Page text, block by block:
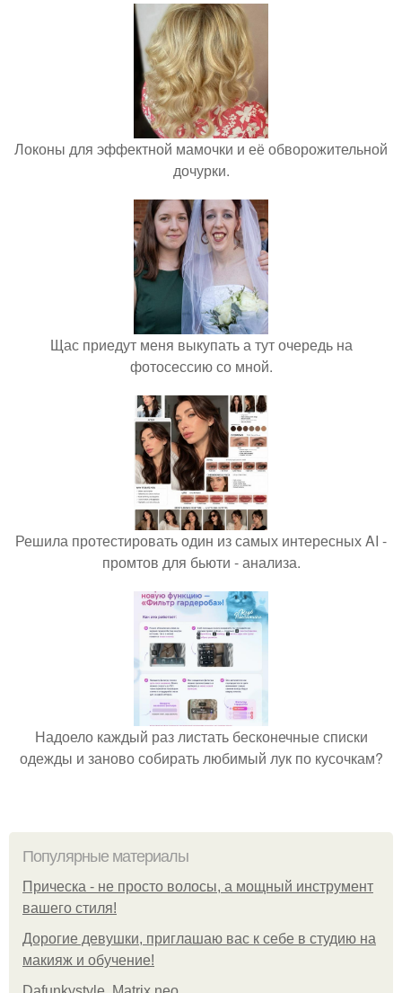
Локоны для эффектной мамочки и её обворожительной
дочурки.
Щас приедут меня выкупать а тут очередь на
фотосессию со мной.
Решила протестировать один из самых интересных AI -
промтов для бьюти - анализа.
Надоело каждый раз листать бесконечные списки
одежды и заново собирать любимый лук по кусочкам?
Популярные материалы
Прическа - не просто волосы, а мощный инструмент
вашего стиля!
Дорогие девушки, приглашаю вас к себе в студию на
макияж и обучение!